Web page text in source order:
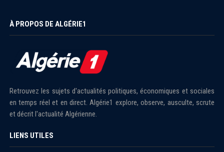
À PROPOS DE ALGÉRIE1
Retrouvez les sujets d'actualités politiques, économiques et sociales
en temps réel et en direct. Algérie1 explore, observe, ausculte, scrute
et décrit l'actualité Algérienne.
LIENS UTILES